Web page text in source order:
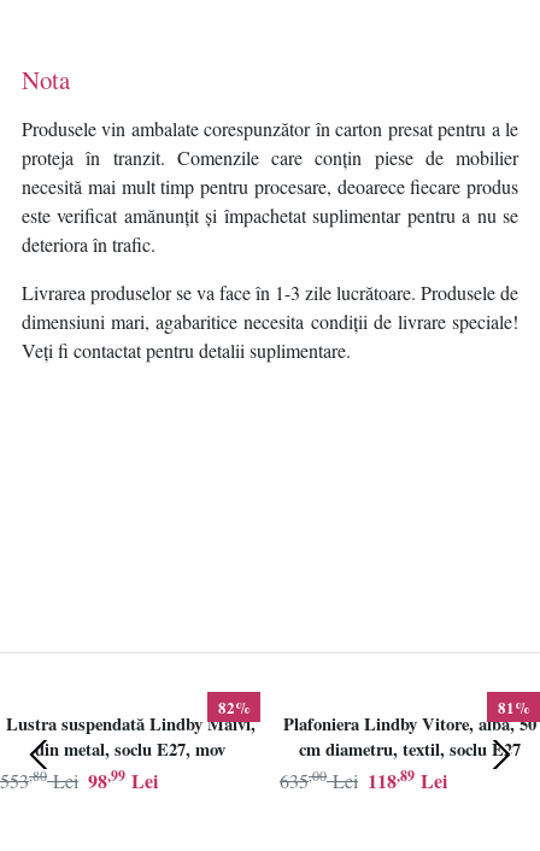
Nota
Produsele vin ambalate corespunzător în carton presat pentru a le
proteja în tranzit. Comenzile care conțin piese de mobilier
necesită mai mult timp pentru procesare, deoarece fiecare produs
este verificat amănunțit și împachetat suplimentar pentru a nu se
deteriora în trafic.
Livrarea produselor se va face în 1-3 zile lucrătoare. Produsele de
dimensiuni mari, agabaritice necesita condiții de livrare speciale!
Veți fi contactat pentru detalii suplimentare.
82%
Lustra suspendată Lindby Maivi,
din metal, soclu E27, mov
98,99 Lei
553,80 Lei
81%
Plafoniera Lindby Vitore, alba, 50
cm diametru, textil, soclu E27
118,89 Lei
635,00 Lei